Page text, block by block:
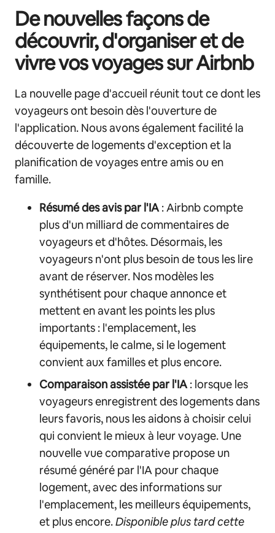
De nouvelles façons de
découvrir, d'organiser et de
vivre vos voyages sur Airbnb
La nouvelle page d'accueil réunit tout ce dont les
voyageurs ont besoin dès l'ouverture de
l'application. Nous avons également facilité la
découverte de logements d'exception et la
planification de voyages entre amis ou en
famille.
Résumé des avis par l'IA : Airbnb compte
plus d'un milliard de commentaires de
voyageurs et d'hôtes. Désormais, les
voyageurs n'ont plus besoin de tous les lire
avant de réserver. Nos modèles les
synthétisent pour chaque annonce et
mettent en avant les points les plus
importants : l'emplacement, les
équipements, le calme, si le logement
convient aux familles et plus encore.
Comparaison assistée par l'IA : lorsque les
voyageurs enregistrent des logements dans
leurs favoris, nous les aidons à choisir celui
qui convient le mieux à leur voyage. Une
nouvelle vue comparative propose un
résumé généré par l'IA pour chaque
logement, avec des informations sur
l'emplacement, les meilleurs équipements,
et plus encore.Disponible plus tard cette